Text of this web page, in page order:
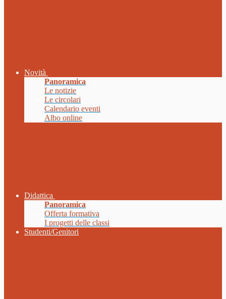
Novità
Panoramica
Le notizie
Le circolari
Calendario eventi
Albo online
Didattica
Panoramica
Offerta formativa
I progetti delle classi
Studenti/Genitori